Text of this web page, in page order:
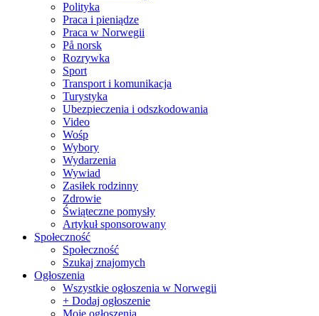
Polityka
Praca i pieniądze
Praca w Norwegii
På norsk
Rozrywka
Sport
Transport i komunikacja
Turystyka
Ubezpieczenia i odszkodowania
Video
Wośp
Wybory
Wydarzenia
Wywiad
Zasiłek rodzinny
Zdrowie
Świąteczne pomysły
Artykuł sponsorowany
Społeczność
Społeczność
Szukaj znajomych
Ogłoszenia
Wszystkie ogłoszenia w Norwegii
+ Dodaj ogłoszenie
Moje ogłoszenia